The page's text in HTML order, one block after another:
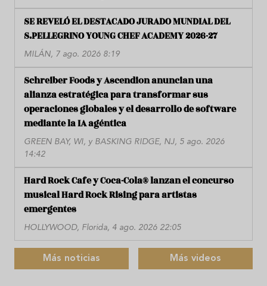
SE REVELÓ EL DESTACADO JURADO MUNDIAL DEL
S.PELLEGRINO YOUNG CHEF ACADEMY 2026-27
MILÁN, 7 ago. 2026 8:19
Schreiber Foods y Ascendion anuncian una
alianza estratégica para transformar sus
operaciones globales y el desarrollo de software
mediante la IA agéntica
GREEN BAY, WI, y BASKING RIDGE, NJ, 5 ago. 2026
14:42
Hard Rock Cafe y Coca-Cola® lanzan el concurso
musical Hard Rock Rising para artistas
emergentes
HOLLYWOOD, Florida, 4 ago. 2026 22:05
Más noticias Más videos